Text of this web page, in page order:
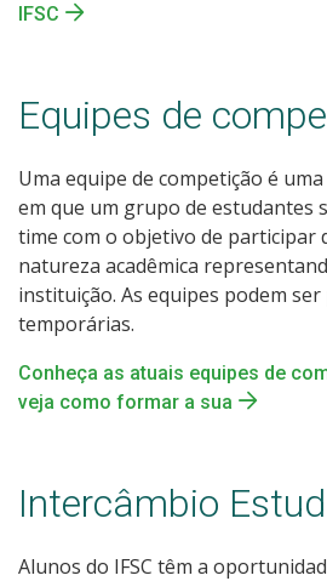
IFSC
Equipes de
Uma equipe de competição é
em que um grupo de estudantes
time com o objetivo de participar
natureza acadêmica
instituição. As equipes podem
temporárias.
Conheça as atuais equipes de
veja como formar a sua
Intercâmbio
Alunos do IFSC têm a